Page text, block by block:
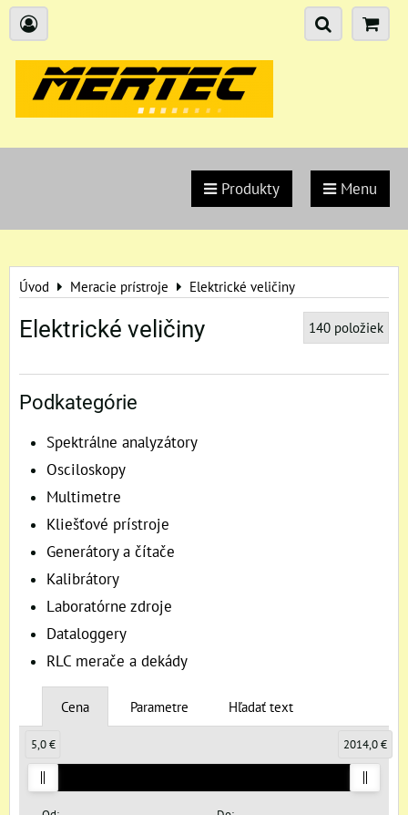
Produkty Menu
Úvod Meracie prístroje Elektrické veličiny
Elektrické veličiny 140 položiek
Podkategórie
Spektrálne analyzátory
Osciloskopy
Multimetre
Kliešťové prístroje
Generátory a čítače
Kalibrátory
Laboratórne zdroje
Dataloggery
RLC merače a dekády
Cena Parametre Hľadať text
5,0 € 2014,0 €